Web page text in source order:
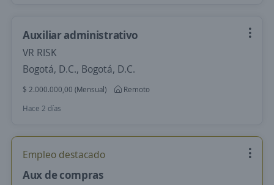
Auxiliar administrativo
VR RISK
Bogotá, D.C., Bogotá, D.C.
$ 2.000.000,00 (Mensual)
Remoto
Hace 2 días
Empleo destacado
Aux de compras